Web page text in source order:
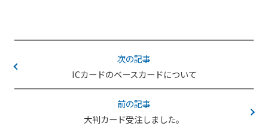
次の記事
ICカードのベースカードについて
前の記事
大判カード受注しました。